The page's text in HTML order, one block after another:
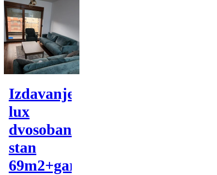
Izdavanje,
lux
dvosoban
stan
69m2+garaža